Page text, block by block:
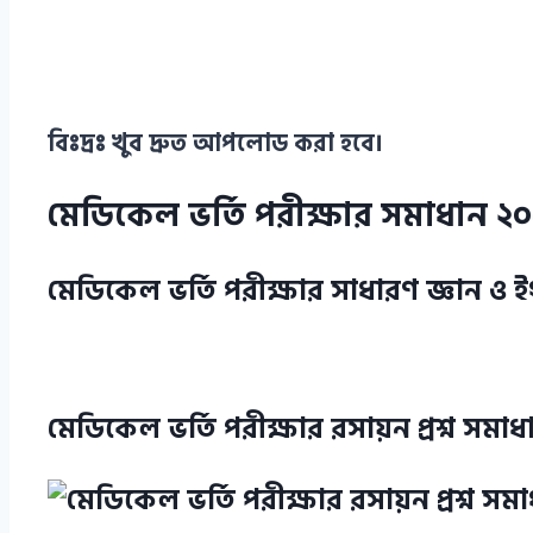
বিঃদ্রঃ খুব দ্রুত আপলোড করা হবে।
মেডিকেল ভর্তি পরীক্ষার সমাধান
মেডিকেল ভর্তি পরীক্ষার সাধারণ জ্ঞান ও
মেডিকেল ভর্তি পরীক্ষার রসায়ন প্রশ্ন